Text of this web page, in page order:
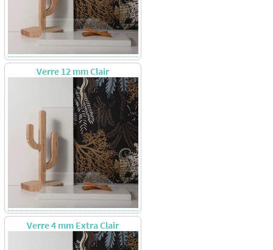
Verre 12 mm Clair
Verre 4 mm Extra Clair